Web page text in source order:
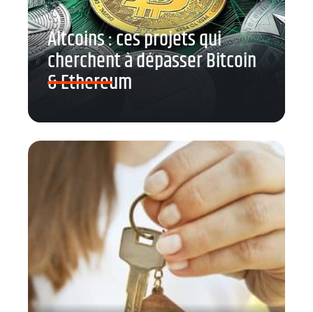
Altcoins : ces projets qui
cherchent à dépasser Bitcoin
& Ethereum